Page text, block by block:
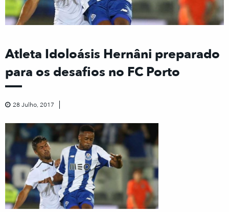
Atleta Idoloásis Hernâni preparado
para os desafios no FC Porto
28 Julho, 2017